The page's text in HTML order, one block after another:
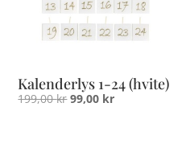
Kalenderlys 1-24 (hvite)
199,00krOpprinnelig
99,00 krNåværende